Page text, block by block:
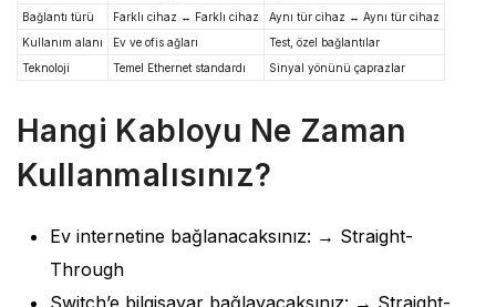
Bağlantı türü
Farklı cihaz ↔ Farklı cihaz
Aynı tür cihaz ↔ Aynı tür cihaz
Kullanım alanı
Ev ve ofis ağları
Test, özel bağlantılar
Teknoloji
Temel Ethernet standardı Sinyal yönünü çaprazlar
Hangi Kabloyu Ne Zaman
Kullanmalısınız?
Ev internetine bağlanacaksınız: → Straight-
Through